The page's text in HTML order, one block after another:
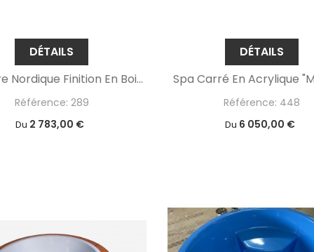
DÉTAILS
Baignoire Nordique Finition En Bois Thermo
Référence: 289
Du 2 783,00 €
DÉTAILS
Spa Carré En Acrylique
Référence: 448
Du 6 050,00 €